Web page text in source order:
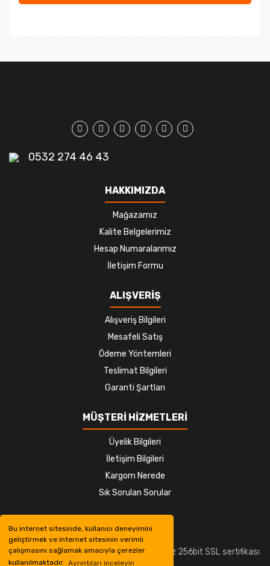
Bu internet sitesinde, kullanıcı deneyimini
geliştirmek ve internet sitesinin verimli
çalışmasını sağlamak amacıyla çerezler
kullanılmaktadır. Ayrıntıları inceleyin
0532 274 46 43
HAKKIMIZDA
Mağazamız
Kalite Belgelerimiz
Hesap Numaralarımız
İletişim Formu
ALIŞVERİŞ
Alışveriş Bilgileri
Mesafeli Satış
Ödeme Yöntemleri
Teslimat Bilgileri
Garanti Şartları
MÜŞTERİ HİZMETLERİ
Üyelik Bilgileri
İletişim Bilgileri
Kargom Nerede
Sık Sorulan Sorular
© Tüm hakları saklıdır. Kredi kartı bilgileriniz 256bit SSL sertifikası